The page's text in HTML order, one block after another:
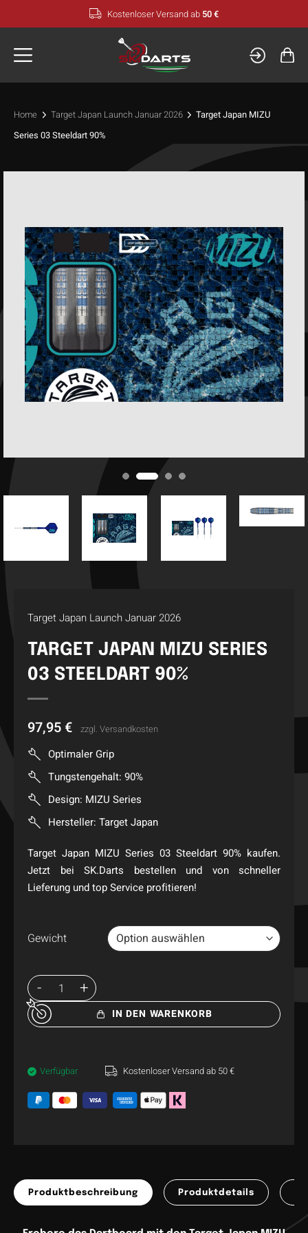
Inhalt
Kostenloser Versand ab 50 €
Home Target Japan Launch Januar 2026
Target Japan MIZU
Series 03 Steeldart 90%
Target Japan Launch Januar 2026
TARGET JAPAN MIZU SERIES
03 STEELDART 90%
97,95 € zzgl. Versandkosten
Optimaler Grip
Tungstengehalt: 90%
Design: MIZU Series
Hersteller: Target Japan
Target Japan MIZU Series 03 Steeldart 90% kaufen.
Jetzt bei SK.Darts bestellen und von schneller
Lieferung und top Service profitieren!
Gewicht
IN DEN WARENKORB
Verfügbar Kostenloser Versand ab 50 €
Produktbeschreibung Produktdetails